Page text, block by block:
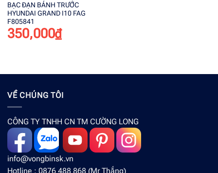
BẠC ĐẠN BÁNH TRƯỚC
HYUNDAI GRAND I10 FAG
F805841
350,000₫
VỀ CHÚNG TÔI
CÔNG TY TNHH CN TM CƯỜNG LONG
info@vongbinsk.vn
Hotline : 0876 488 868 (Mr Thắng)